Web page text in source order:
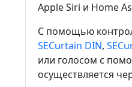
Apple Siri и Home
С помощью
SECurtain DIN,
или голосом с
осуществляется